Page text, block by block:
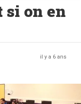
si on en
il y a 6 ans